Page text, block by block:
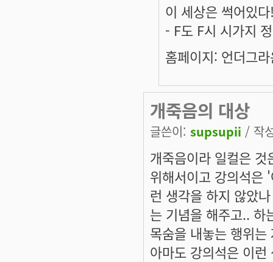
이 세상은 썩어있
- F도 F시 시가지
홈페이지: 언더그
개죽음의 대상
글쓴이: supsupii / 작
개죽음이라 일컬은
위해서이고 강의석은
런 생각을 하지 않았
는 기념을 해주고.. 하
목숨을 내놓는 행위
아마도 강의석은 이